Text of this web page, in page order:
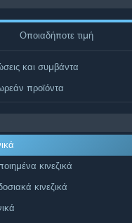
Οποιαδήποτε τιμή
και συμβάντα
προϊόντα
κινεζικά
κινεζικά